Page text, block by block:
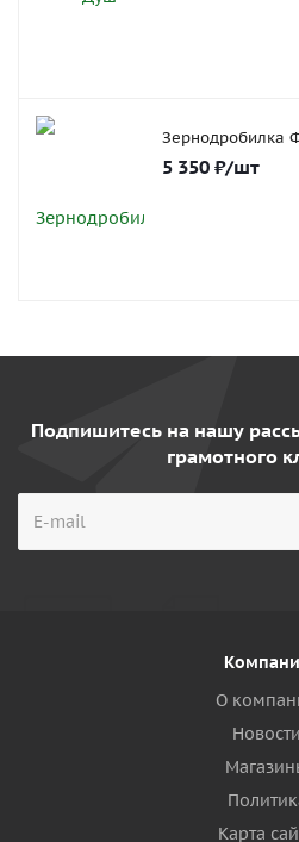
Зернодробилка
5 350 ₽/шт
Подпишитесь на нашу
грамотного
О
Новости
Карта